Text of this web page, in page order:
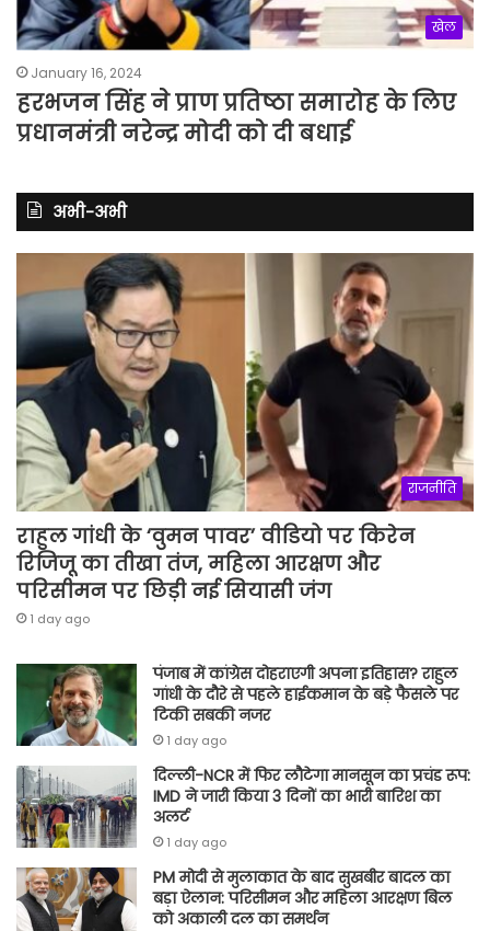
खेल
January 16, 2024
हरभजन सिंह ने प्राण प्रतिष्ठा समारोह के लिए
प्रधानमंत्री नरेन्द्र मोदी को दी बधाई
अभी-अभी
राजनीति
राहुल गांधी के ‘वुमन पावर’ वीडियो पर किरेन
रिजिजू का तीखा तंज, महिला आरक्षण और
परिसीमन पर छिड़ी नई सियासी जंग
1 day ago
पंजाब में कांग्रेस दोहराएगी अपना इतिहास? राहुल
गांधी के दौरे से पहले हाईकमान के बड़े फैसले पर
टिकी सबकी नजर
1 day ago
दिल्ली-NCR में फिर लौटेगा मानसून का प्रचंड रूप:
IMD ने जारी किया 3 दिनों का भारी बारिश का
अलर्ट
1 day ago
PM मोदी से मुलाकात के बाद सुखबीर बादल का
बड़ा ऐलान: परिसीमन और महिला आरक्षण बिल
को अकाली दल का समर्थन